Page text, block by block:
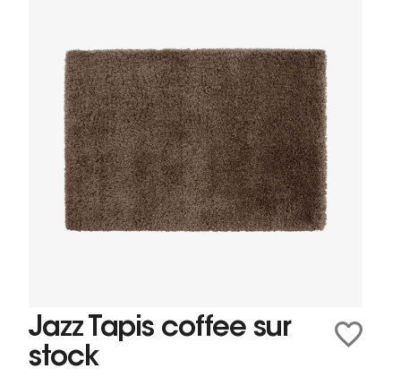
Jazz Tapis coffee sur
stock